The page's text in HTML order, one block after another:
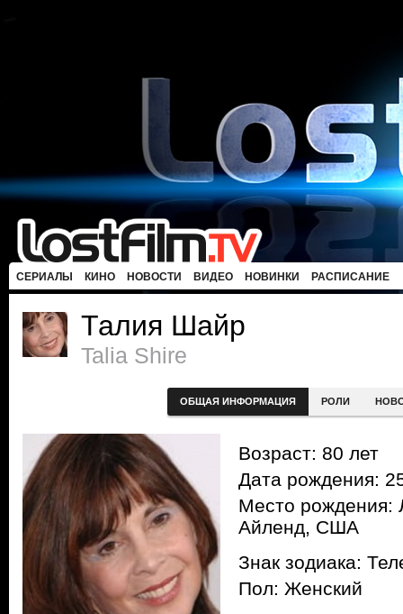
СЕРИАЛЫ КИНО НОВОСТИ ВИДЕО НОВИНКИ РАСПИСАНИЕ
Талия Шайр
Talia Shire
ОБЩАЯ ИНФОРМАЦИЯ РОЛИ
Возраст: 80 лет
Дата рождения:
Место рождения:
Айленд, США
Знак зодиака:
Пол: Женский